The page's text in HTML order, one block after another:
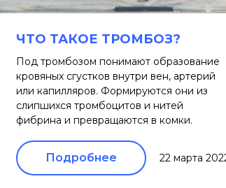
ЧТО ТАКОЕ ТРОМБОЗ?
Под тромбозом понимают образование
кровяных сгустков внутри вен, артерий
или капилляров. Формируются они из
слипшихся тромбоцитов и нитей
фибрина и превращаются в комки.
Подробнее 22 марта